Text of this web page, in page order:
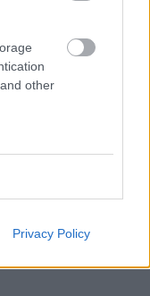
other
Privacy Policy
egy évtizede
a nyomor és az